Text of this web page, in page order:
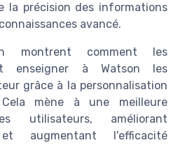
la précision des informations
avancé.
montrent comment les
enseigner à Watson les
grâce à la personnalisation
mène à une meilleure
utilisateurs, améliorant
augmentant l'efficacité